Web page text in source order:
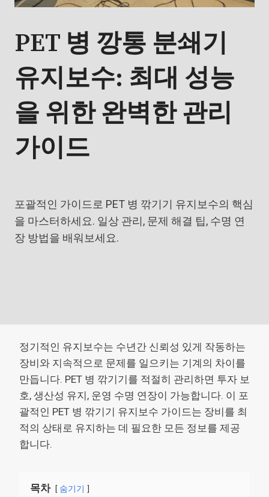
PET 병 깡통 분쇄기
유지보수: 최대 성능
을 위한 완벽한 관리
가이드
포괄적인 가이드로 PET 병 깎기기 유지보수의 핵심
을 마스터하세요. 일상 관리, 문제 해결 팁, 수명 연
장 방법을 배워보세요.
정기적인 유지보수는 수년간 신뢰성 있게 작동하는
장비와 지속적으로 문제를 일으키는 기계의 차이를
만듭니다. PET 병 깎기기를 적절히 관리하면 투자 보
호, 생산성 유지, 운영 수명 연장이 가능합니다. 이 포
괄적인 PET 병 깎기기 유지보수 가이드는 장비를 최
적의 상태로 유지하는 데 필요한 모든 정보를 제공
합니다.
목차 숨기기